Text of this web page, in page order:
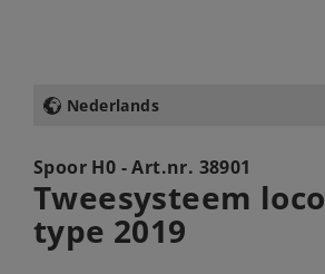
Nederlands
Spoor H0 - Art.nr. 38901
Tweesysteem
type 2019